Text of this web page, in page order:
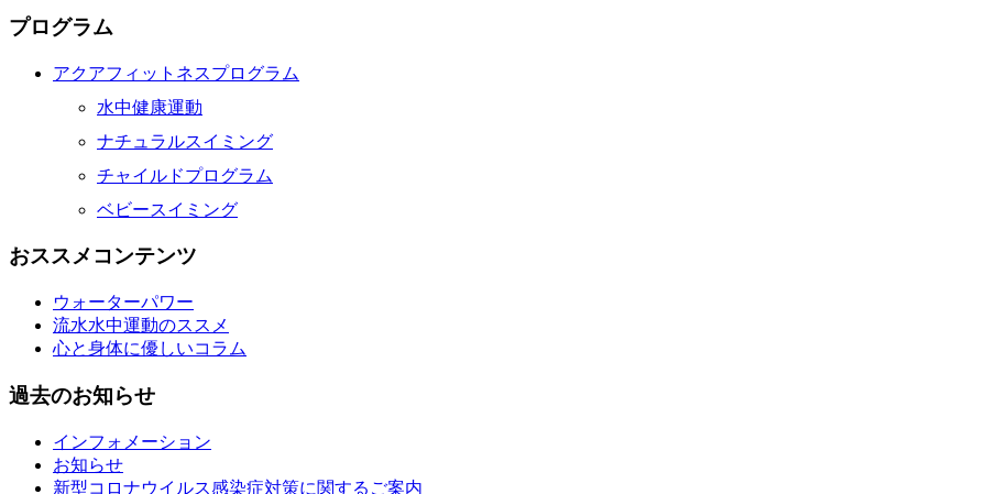
プログラム
アクアフィットネスプログラム
水中健康運動
ナチュラルスイミング
チャイルドプログラム
ベビースイミング
おススメコンテンツ
ウォーターパワー
流水水中運動のススメ
心と身体に優しいコラム
過去のお知らせ
インフォメーション
お知らせ
新型コロナウイルス感染症対策に関するご案内